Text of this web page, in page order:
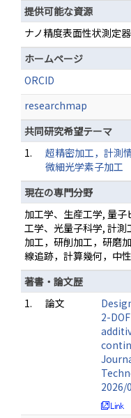
提供可能な資源
ナノ精度表面性状測定
ホームページ
ORCID
researchmap
共同研究希望テーマ
1.
超精密加工，計測
微細光学素子加工
現在の専門分野
加工学、生産工学, 量
工学、光量子科学, 計
加工，研削加工，研磨
線追跡，計算幾何，中
著書・論文歴
1.
論文
2-
2026/